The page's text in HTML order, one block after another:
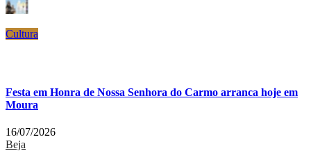
Cultura
Festa em Honra de Nossa Senhora do Carmo arranca hoje em
Moura
16/07/2026
Beja